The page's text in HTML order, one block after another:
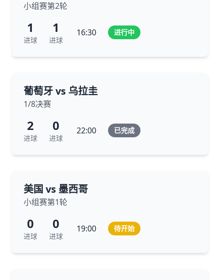
小组赛第2轮
1
进球
1
进球
16:30 进行中
葡萄牙 vs 乌拉圭
1/8决赛
2
进球
0
进球
22:00 已完成
美国 vs 墨西哥
小组赛第1轮
0
进球
0
进球
19:00 待开始